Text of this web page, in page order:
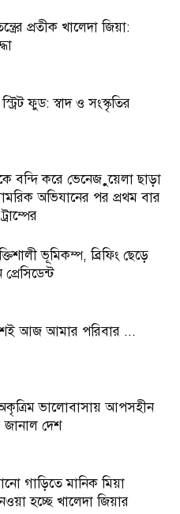
প্রতীক খালেদা জিয়া:
ফুড: স্বাদ ও সংস্কৃতির
বন্দি করে ভেনেজ়ুয়েলা ছাড়া
অভিযানের পর প্রথম বার
ভূমিকম্প, ব্রিফিং ছেড়ে
আজ আমার পরিবার ...
ভালোবাসায় আপসহীন
জানাল দেশ
গাড়িতে মানিক মিয়া
হচ্ছে খালেদা জিয়ার